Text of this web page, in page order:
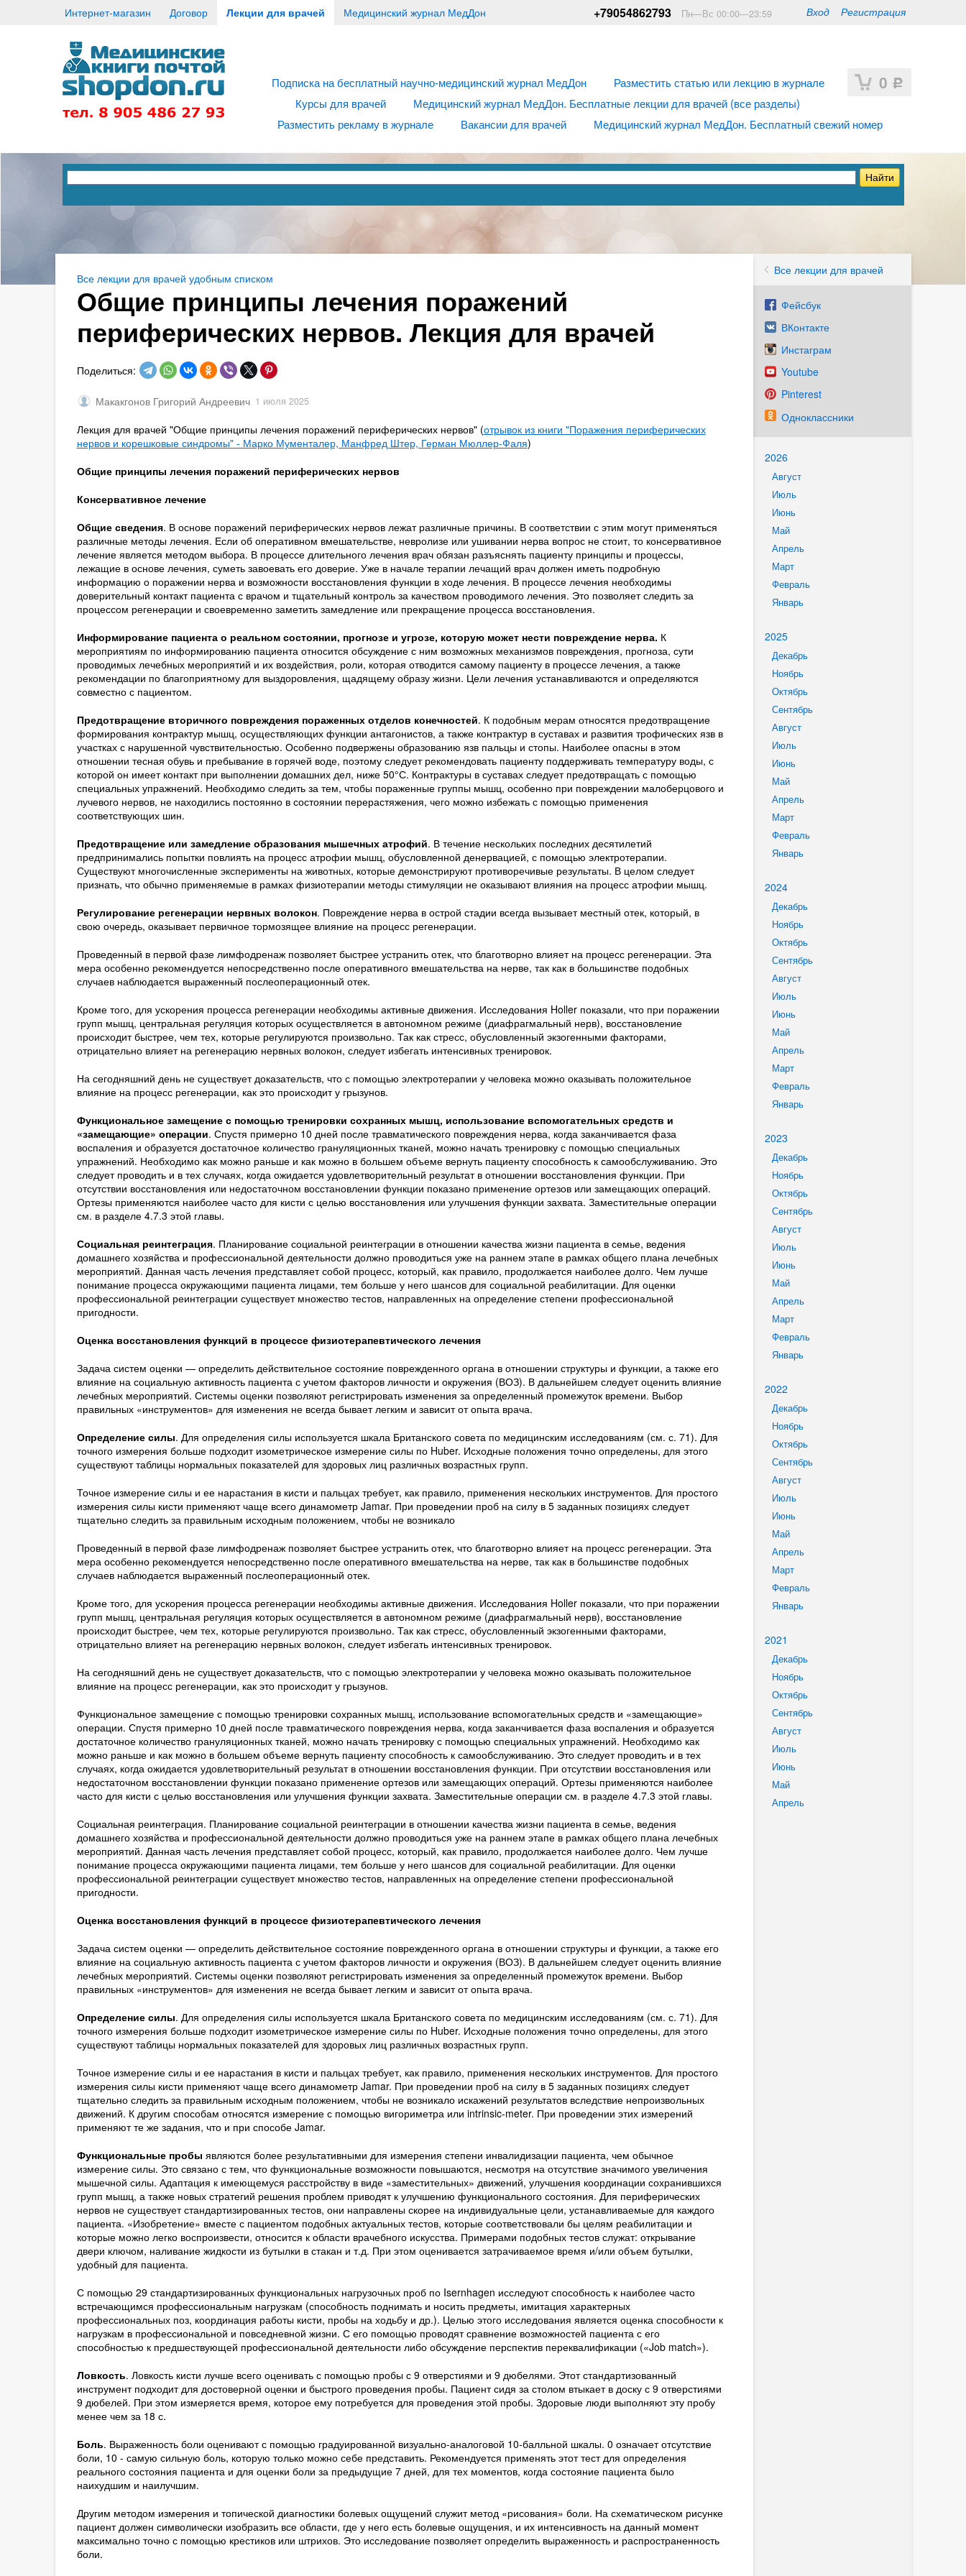
Интернет-магазин Договор Лекции для врачей Медицинский журнал МедДон Вход Регистрация
+79054862793 Пн—Вс 00:00—23:59
0 Р
Подписка на бесплатный научно-медицинский журнал МедДон
Разместить статью или лекцию в журнале
Курсы для врачей
Медицинский журнал МедДон. Бесплатные лекции для врачей (все разделы)
Разместить рекламу в журнале
Вакансии для врачей Медицинский журнал МедДон. Бесплатный свежий номер
Все лекции для врачей
Фейсбук
ВКонтакте
Инстаграм
Youtube
Pinterest
Одноклассники
2026
Август
Июль
Июнь
Май
Апрель
Март
Февраль
Январь
2025
Декабрь
Ноябрь
Октябрь
Сентябрь
Август
Июль
Июнь
Май
Апрель
Март
Февраль
Январь
2024
Декабрь
Ноябрь
Октябрь
Сентябрь
Август
Июль
Июнь
Май
Апрель
Март
Февраль
Январь
2023
Декабрь
Ноябрь
Октябрь
Сентябрь
Август
Июль
Июнь
Май
Апрель
Март
Февраль
Январь
2022
Декабрь
Ноябрь
Октябрь
Сентябрь
Август
Июль
Июнь
Май
Апрель
Март
Февраль
Январь
2021
Декабрь
Ноябрь
Октябрь
Сентябрь
Август
Июль
Июнь
Май
Апрель
Все лекции для врачей удобным списком
Общие принципы лечения поражений
периферических нервов. Лекция для врачей
Поделиться:
Макакгонов Григорий Андреевич 1 июля 2025
Лекция для врачей "Общие принципы лечения поражений периферических нервов" (отрывок из книги "Поражения периферических
нервов и корешковые синдромы" - Марко Мументалер, Манфред Штер, Герман Мюллер-Фаля)
Общие принципы лечения поражений периферических нервов
Консервативное лечение
Общие сведения. В основе поражений периферических нервов лежат различные причины. В соответствии с этим могут применяться
различные методы лечения. Если об оперативном вмешательстве, невролизе или ушивании нерва вопрос не стоит, то консервативное
лечение является методом выбора. В процессе длительного лечения врач обязан разъяснять пациенту принципы и процессы,
лежащие в основе лечения, суметь завоевать его доверие. Уже в начале терапии лечащий врач должен иметь подробную
информацию о поражении нерва и возможности восстановления функции в ходе лечения. В процессе лечения необходимы
доверительный контакт пациента с врачом и тщательный контроль за качеством проводимого лечения. Это позволяет следить за
процессом регенерации и своевременно заметить замедление или прекращение процесса восстановления.
Информирование пациента о реальном состоянии, прогнозе и угрозе, которую может нести повреждение нерва. К
мероприятиям по информированию пациента относится обсуждение с ним возможных механизмов повреждения, прогноза, сути
проводимых лечебных мероприятий и их воздействия, роли, которая отводится самому пациенту в процессе лечения, а также
рекомендации по благоприятному для выздоровления, щадящему образу жизни. Цели лечения устанавливаются и определяются
совместно с пациентом.
Предотвращение вторичного повреждения пораженных отделов конечностей. К подобным мерам относятся предотвращение
формирования контрактур мышц, осуществляющих функции антагонистов, а также контрактур в суставах и развития трофических язв в
участках с нарушенной чувствительностью. Особенно подвержены образованию язв пальцы и стопы. Наиболее опасны в этом
отношении тесная обувь и пребывание в горячей воде, поэтому следует рекомендовать пациенту поддерживать температуру воды, с
которой он имеет контакт при выполнении домашних дел, ниже 50°С. Контрактуры в суставах следует предотвращать с помощью
специальных упражнений. Необходимо следить за тем, чтобы пораженные группы мышц, особенно при повреждении малоберцового и
лучевого нервов, не находились постоянно в состоянии перерастяжения, чего можно избежать с помощью применения
соответствующих шин.
Предотвращение или замедление образования мышечных атрофий. В течение нескольких последних десятилетий
предпринимались попытки повлиять на процесс атрофии мышц, обусловленной денервацией, с помощью электротерапии.
Существуют многочисленные эксперименты на животных, которые демонстрируют противоречивые результаты. В целом следует
признать, что обычно применяемые в рамках физиотерапии методы стимуляции не оказывают влияния на процесс атрофии мышц.
Регулирование регенерации нервных волокон. Повреждение нерва в острой стадии всегда вызывает местный отек, который, в
свою очередь, оказывает первичное тормозящее влияние на процесс регенерации.
Проведенный в первой фазе лимфодренаж позволяет быстрее устранить отек, что благотворно влияет на процесс регенерации. Эта
мера особенно рекомендуется непосредственно после оперативного вмешательства на нерве, так как в большинстве подобных
случаев наблюдается выраженный послеоперационный отек.
Кроме того, для ускорения процесса регенерации необходимы активные движения. Исследования Holler показали, что при поражении
групп мышц, центральная регуляция которых осуществляется в автономном режиме (диафрагмальный нерв), восстановление
происходит быстрее, чем тех, которые регулируются произвольно. Так как стресс, обусловленный экзогенными факторами,
отрицательно влияет на регенерацию нервных волокон, следует избегать интенсивных тренировок.
На сегодняшний день не существует доказательств, что с помощью электротерапии у человека можно оказывать положительное
влияние на процесс регенерации, как это происходит у грызунов.
Функциональное замещение с помощью тренировки сохранных мышц, использование вспомогательных средств и
«замещающие» операции. Спустя примерно 10 дней после травматического повреждения нерва, когда заканчивается фаза
воспаления и образуется достаточное количество грануляционных тканей, можно начать тренировку с помощью специальных
упражнений. Необходимо как можно раньше и как можно в большем объеме вернуть пациенту способность к самообслуживанию. Это
следует проводить и в тех случаях, когда ожидается удовлетворительный результат в отношении восстановления функции. При
отсутствии восстановления или недостаточном восстановлении функции показано применение ортезов или замещающих операций.
Ортезы применяются наиболее часто для кисти с целью восстановления или улучшения функции захвата. Заместительные операции
см. в разделе 4.7.3 этой главы.
Социальная реинтеграция. Планирование социальной реинтеграции в отношении качества жизни пациента в семье, ведения
домашнего хозяйства и профессиональной деятельности должно проводиться уже на раннем этапе в рамках общего плана лечебных
мероприятий. Данная часть лечения представляет собой процесс, который, как правило, продолжается наиболее долго. Чем лучше
понимание процесса окружающими пациента лицами, тем больше у него шансов для социальной реабилитации. Для оценки
профессиональной реинтеграции существует множество тестов, направленных на определение степени профессиональной
пригодности.
Оценка восстановления функций в процессе физиотерапевтического лечения
Задача систем оценки — определить действительное состояние поврежденного органа в отношении структуры и функции, а также его
влияние на социальную активность пациента с учетом факторов личности и окружения (ВОЗ). В дальнейшем следует оценить влияние
лечебных мероприятий. Системы оценки позволяют регистрировать изменения за определенный промежуток времени. Выбор
правильных «инструментов» для изменения не всегда бывает легким и зависит от опыта врача.
Определение силы. Для определения силы используется шкала Британского совета по медицинским исследованиям (см. с. 71). Для
точного измерения больше подходит изометрическое измерение силы по Huber. Исходные положения точно определены, для этого
существуют таблицы нормальных показателей для здоровых лиц различных возрастных групп.
Точное измерение силы и ее нарастания в кисти и пальцах требует, как правило, применения нескольких инструментов. Для простого
измерения силы кисти применяют чаще всего динамометр Jamar. При проведении проб на силу в 5 заданных позициях следует
тщательно следить за правильным исходным положением, чтобы не возникало
Проведенный в первой фазе лимфодренаж позволяет быстрее устранить отек, что благотворно влияет на процесс регенерации. Эта
мера особенно рекомендуется непосредственно после оперативного вмешательства на нерве, так как в большинстве подобных
случаев наблюдается выраженный послеоперационный отек.
Кроме того, для ускорения процесса регенерации необходимы активные движения. Исследования Holler показали, что при поражении
групп мышц, центральная регуляция которых осуществляется в автономном режиме (диафрагмальный нерв), восстановление
происходит быстрее, чем тех, которые регулируются произвольно. Так как стресс, обусловленный экзогенными факторами,
отрицательно влияет на регенерацию нервных волокон, следует избегать интенсивных тренировок.
На сегодняшний день не существует доказательств, что с помощью электротерапии у человека можно оказывать положительное
влияние на процесс регенерации, как это происходит у грызунов.
Функциональное замещение с помощью тренировки сохранных мышц, использование вспомогательных средств и «замещающие»
операции. Спустя примерно 10 дней после травматического повреждения нерва, когда заканчивается фаза воспаления и образуется
достаточное количество грануляционных тканей, можно начать тренировку с помощью специальных упражнений. Необходимо как
можно раньше и как можно в большем объеме вернуть пациенту способность к самообслуживанию. Это следует проводить и в тех
случаях, когда ожидается удовлетворительный результат в отношении восстановления функции. При отсутствии восстановления или
недостаточном восстановлении функции показано применение ортезов или замещающих операций. Ортезы применяются наиболее
часто для кисти с целью восстановления или улучшения функции захвата. Заместительные операции см. в разделе 4.7.3 этой главы.
Социальная реинтеграция. Планирование социальной реинтеграции в отношении качества жизни пациента в семье, ведения
домашнего хозяйства и профессиональной деятельности должно проводиться уже на раннем этапе в рамках общего плана лечебных
мероприятий. Данная часть лечения представляет собой процесс, который, как правило, продолжается наиболее долго. Чем лучше
понимание процесса окружающими пациента лицами, тем больше у него шансов для социальной реабилитации. Для оценки
профессиональной реинтеграции существует множество тестов, направленных на определение степени профессиональной
пригодности.
Оценка восстановления функций в процессе физиотерапевтического лечения
Задача систем оценки — определить действительное состояние поврежденного органа в отношении структуры и функции, а также его
влияние на социальную активность пациента с учетом факторов личности и окружения (ВОЗ). В дальнейшем следует оценить влияние
лечебных мероприятий. Системы оценки позволяют регистрировать изменения за определенный промежуток времени. Выбор
правильных «инструментов» для изменения не всегда бывает легким и зависит от опыта врача.
Определение силы. Для определения силы используется шкала Британского совета по медицинским исследованиям (см. с. 71). Для
точного измерения больше подходит изометрическое измерение силы по Huber. Исходные положения точно определены, для этого
существуют таблицы нормальных показателей для здоровых лиц различных возрастных групп.
Точное измерение силы и ее нарастания в кисти и пальцах требует, как правило, применения нескольких инструментов. Для простого
измерения силы кисти применяют чаще всего динамометр Jamar. При проведении проб на силу в 5 заданных позициях следует
тщательно следить за правильным исходным положением, чтобы не возникало искажений результатов вследствие непроизвольных
движений. К другим способам относятся измерение с помощью вигориметра или intrinsic-meter. При проведении этих измерений
применяют те же задания, что и при способе Jamar.
Функциональные пробы являются более результативными для измерения степени инвалидизации пациента, чем обычное
измерение силы. Это связано с тем, что функциональные возможности повышаются, несмотря на отсутствие значимого увеличения
мышечной силы. Адаптация к имеющемуся расстройству в виде «заместительных» движений, улучшения координации сохранившихся
групп мышц, а также новых стратегий решения проблем приводят к улучшению функционального состояния. Для периферических
нервов не существует стандартизированных тестов, они направлены скорее на индивидуальные цели, устанавливаемые для каждого
пациента. «Изобретение» вместе с пациентом подобных актуальных тестов, которые соответствовали бы целям реабилитации и
которые можно легко воспроизвести, относится к области врачебного искусства. Примерами подобных тестов служат: открывание
двери ключом, наливание жидкости из бутылки в стакан и т.д. При этом оценивается затрачиваемое время и/или объем бутылки,
удобный для пациента.
С помощью 29 стандартизированных функциональных нагрузочных проб по Isernhagen исследуют способность к наиболее часто
встречающимся профессиональным нагрузкам (способность поднимать и носить предметы, имитация характерных
профессиональных поз, координация работы кисти, пробы на ходьбу и др.). Целью этого исследования является оценка способности к
нагрузкам в профессиональной и повседневной жизни. С его помощью проводят сравнение возможностей пациента с его
способностью к предшествующей профессиональной деятельности либо обсуждение перспектив переквалификации («Job match»).
Ловкость. Ловкость кисти лучше всего оценивать с помощью пробы с 9 отверстиями и 9 дюбелями. Этот стандартизованный
инструмент подходит для достоверной оценки и быстрого проведения пробы. Пациент сидя за столом втыкает в доску с 9 отверстиями
9 дюбелей. При этом измеряется время, которое ему потребуется для проведения этой пробы. Здоровые люди выполняют эту пробу
менее чем за 18 с.
Боль. Выраженность боли оценивают с помощью градуированной визуально-аналоговой 10-балльной шкалы. 0 означает отсутствие
боли, 10 - самую сильную боль, которую только можно себе представить. Рекомендуется применять этот тест для определения
реального состояния пациента и для оценки боли за предыдущие 7 дней, для тех моментов, когда состояние пациента было
наихудшим и наилучшим.
Другим методом измерения и топической диагностики болевых ощущений служит метод «рисования» боли. На схематическом рисунке
пациент должен символически изобразить все области, где у него есть болевые ощущения, и их интенсивность на данный момент
максимально точно с помощью крестиков или штрихов. Это исследование позволяет определить выраженность и распространенность
боли.